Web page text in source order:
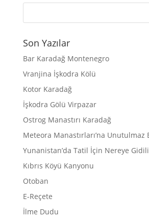
Son Yazılar
Bar Karadağ Montenegro
Vranjina İşkodra Kölü
Kotor Karadağ
İşkodra Gölü Virpazar
Ostrog Manastırı Karadağ
Meteora Manastırları’na Unutulmaz
Yunanistan’da Tatil İçin Nereye
Kıbrıs Köyü Kanyonu
Otoban
E-Reçete
İlme Dudu